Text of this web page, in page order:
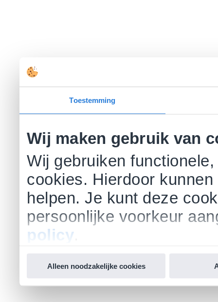
Toestemming
Wij maken gebruik van
Wij gebruiken
cookies. Hierdoor
helpen. Je kunt deze
persoonlijke voorkeur
policy
Alleen noodzakelijke cookies